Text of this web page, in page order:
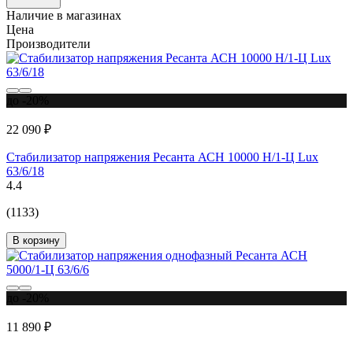
Наличие в магазинах
Цена
Производители
22 090 ₽
Стабилизатор напряжения Ресанта АСН 10000 Н/1-Ц Lux
63/6/18
4.4
(1133)
В корзину
11 890 ₽